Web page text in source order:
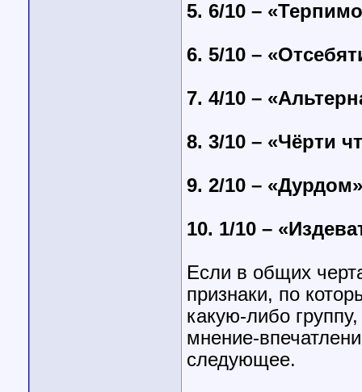
5. 6/10 –
6. 5/10 –
7. 4/10 –
8. 3/10 – «Чёрти
9. 2/10 – «Дурдом»
10. 1/10 –
Если в общих
признаки, по
какую-либо
мнение-
следующее.